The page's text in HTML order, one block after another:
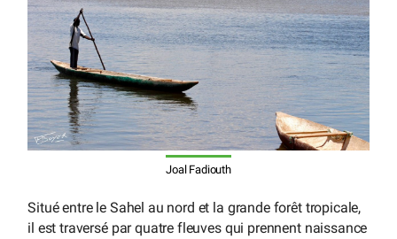
Joal Fadiouth
Situé entre le Sahel au nord et la grande forêt tropicale,
il est traversé par quatre fleuves qui prennent naissance